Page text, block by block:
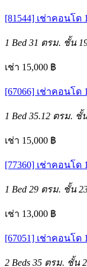
[81544] เช่าคอนโ
1 Bed 31 ตรม. ชั้น
เช่า 15,000 ฿
[67066] เช่าคอนโ
1 Bed 35.12 ตรม. ชั้
เช่า 15,000 ฿
[77360] เช่าคอนโ
1 Bed 29 ตรม. ชั้น
เช่า 13,000 ฿
[67051] เช่าคอนโ
2 Beds 35 ตรม. ชั้น